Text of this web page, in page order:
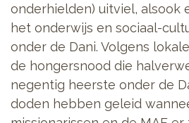
onderhielden) uitviel, alsook
het onderwijs en sociaal-
onder de Dani. Volgens
de hongersnood die
negentig heerste onder de
doden hebben geleid